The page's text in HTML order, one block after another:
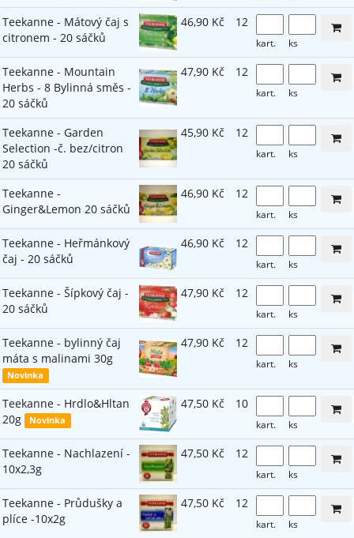
Teekanne - Mátový čaj s
citronem - 20 sáčků
46,90 Kč 12
kart. ks
Teekanne - Mountain
Herbs - 8 Bylinná směs -
20 sáčků
47,90 Kč 12
kart. ks
Teekanne - Garden
Selection -č. bez/citron
20 sáčků
45,90 Kč 12
kart. ks
Teekanne -
Ginger&Lemon 20 sáčků
46,90 Kč 12
kart. ks
Teekanne - Heřmánkový
čaj - 20 sáčků
46,90 Kč 12
kart. ks
Teekanne - Šípkový čaj -
20 sáčků
47,90 Kč 12
kart. ks
Teekanne - bylinný čaj
máta s malinami 30g
Novinka
47,90 Kč 12
kart. ks
Teekanne - Hrdlo&Hltan
20g
Novinka
47,50 Kč 10
kart. ks
Teekanne - Nachlazení -
10x2,3g
47,50 Kč 12
kart. ks
Teekanne - Průdušky a
plíce -10x2g
47,50 Kč 12
kart. ks